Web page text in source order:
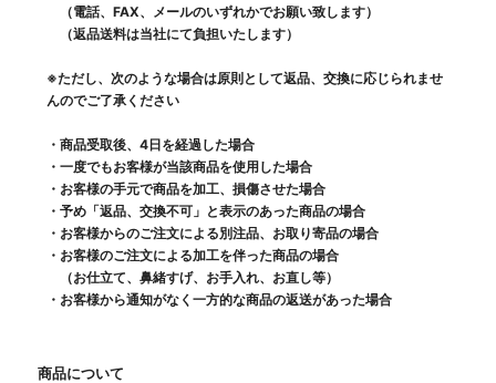
（電話、FAX、メールのいずれかでお願い致します）
（返品送料は当社にて負担いたします）
※ただし、次のような場合は原則として返品、交換に応じられませ
んのでご了承ください
・商品受取後、4日を経過した場合
・一度でもお客様が当該商品を使用した場合
・お客様の手元で商品を加工、損傷させた場合
・予め「返品、交換不可」と表示のあった商品の場合
・お客様からのご注文による別注品、お取り寄品の場合
・お客様のご注文による加工を伴った商品の場合
（お仕立て、鼻緒すげ、お手入れ、お直し等）
・お客様から通知がなく一方的な商品の返送があった場合
商品について